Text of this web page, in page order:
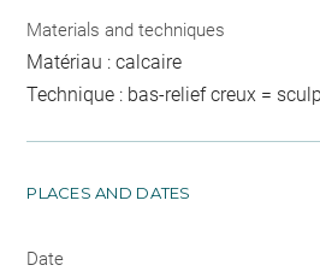
Materials and techniques
Matériau : calcaire
Technique : bas-relief creux =
PLACES AND DATES
Date